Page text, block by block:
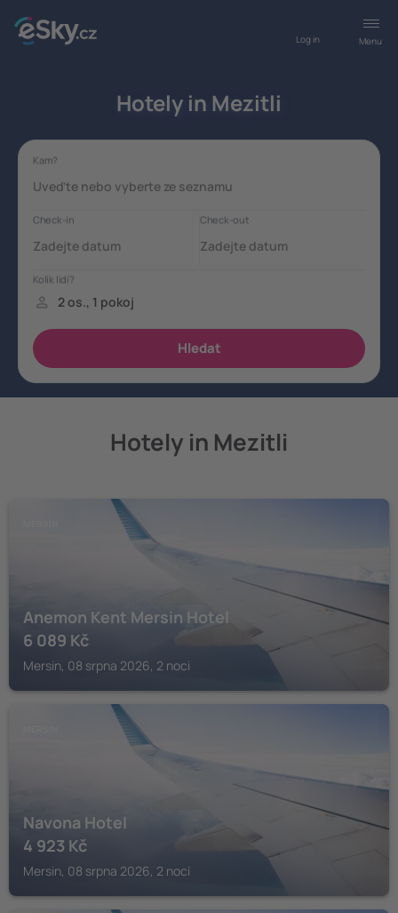
Menu
Log in
Hotely in Mezitli
Hotely in Mezitli
Anemon Kent Mersin Hotel
6 089 Kč
Mersin, 08 srpna 2026, 2 noci
Navona Hotel
4 923 Kč
Mersin, 08 srpna 2026, 2 noci